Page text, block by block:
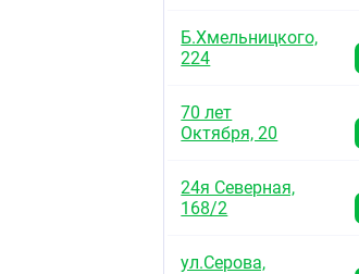
Б.Хмельницкого,
224
70 лет
Октября, 20
24я Северная,
168/2
ул.Серова,